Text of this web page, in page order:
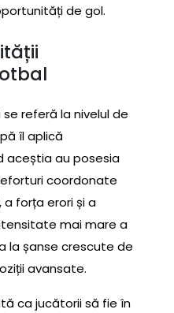
de gol.
referă la nivelul de
îl aplică
aceștia au posesia
coordonate
forța erori și a
mai mare a
la șanse crescute de
avansate.
ca jucătorii să fie în